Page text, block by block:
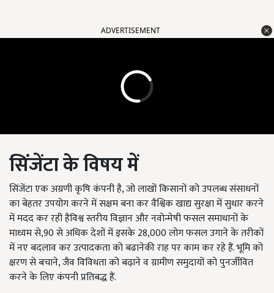
ADVERTISEMENT
सिंजेंटा के विषय में
सिंजेंटा एक अग्रणी कृषि कंपनी है, जो लाखों किसानों को उपलब्ध संसाधनों
का बेहतर उपयोग करने में सक्षम बना कर वैश्विक खाद्य सुरक्षा में सुधार करने
में मदद कर रही हैविश्व स्तरीय विज्ञान और नवोन्मेषी फसल समाधानों के
माध्यम से,90 से अधिक देशों में इसके 28,000 लोग फसल उगाने के तरीकों
में नए बदलाव कर उत्पादकता को बढानेकी राह पर काम कर रहे हैं. भूमि को
क्षरण से बचाने, जैव विविधता को बढ़ाने व ग्रामीण समुदायों को पुनर्जीवित
करने के लिए कंपनी प्रतिबद्ध हैं.